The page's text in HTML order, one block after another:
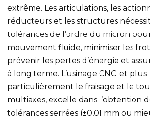
extrême. Les articulations, les
réducteurs et les structures
tolérances de l’ordre du micron
mouvement fluide, minimiser les
prévenir les pertes d’énergie et
à long terme. L’usinage CNC, et plus
particulièrement le fraisage et le
multiaxes, excelle dans l’obtention
tolérances serrées (±0,01 mm ou